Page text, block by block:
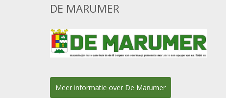
DE MARUMER
Meer informatie over De Marumer